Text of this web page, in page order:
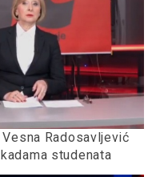
Radosavljević
studenata